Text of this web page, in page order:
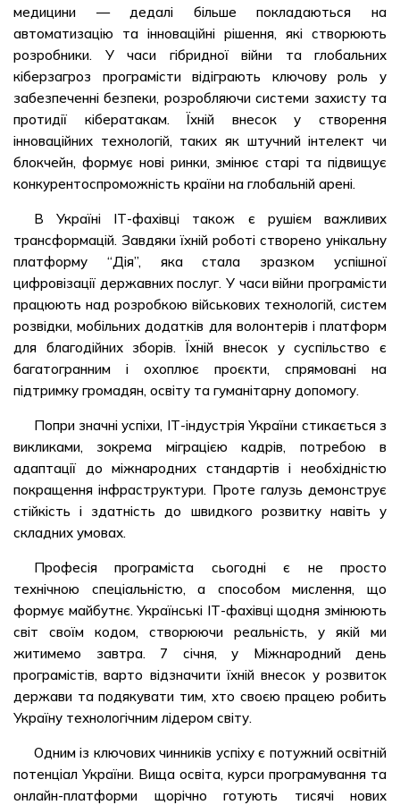
медицини — дедалі більше покладаються на
автоматизацію та інноваційні рішення, які створюють
розробники. У часи гібридної війни та глобальних
кіберзагроз програмісти відіграють ключову роль у
забезпеченні безпеки, розробляючи системи захисту та
протидії кібератакам. Їхній внесок у створення
інноваційних технологій, таких як штучний інтелект чи
блокчейн, формує нові ринки, змінює старі та підвищує
конкурентоспроможність країни на глобальній арені.
В Україні ІТ-фахівці також є рушієм важливих
трансформацій. Завдяки їхній роботі створено унікальну
платформу “Дія”, яка стала зразком успішної
цифровізації державних послуг. У часи війни програмісти
працюють над розробкою військових технологій, систем
розвідки, мобільних додатків для волонтерів і платформ
для благодійних зборів. Їхній внесок у суспільство є
багатогранним і охоплює проєкти, спрямовані на
підтримку громадян, освіту та гуманітарну допомогу.
Попри значні успіхи, ІТ-індустрія України стикається з
викликами, зокрема міграцією кадрів, потребою в
адаптації до міжнародних стандартів і необхідністю
покращення інфраструктури. Проте галузь демонструє
стійкість і здатність до швидкого розвитку навіть у
складних умовах.
Професія програміста сьогодні є не просто
технічною спеціальністю, а способом мислення, що
формує майбутнє. Українські ІТ-фахівці щодня змінюють
світ своїм кодом, створюючи реальність, у якій ми
житимемо завтра. 7 січня, у Міжнародний день
програмістів, варто відзначити їхній внесок у розвиток
держави та подякувати тим, хто своєю працею робить
Україну технологічним лідером світу.
Одним із ключових чинників успіху є потужний освітній
потенціал України. Вища освіта, курси програмування та
онлайн-платформи щорічно готують тисячі нових